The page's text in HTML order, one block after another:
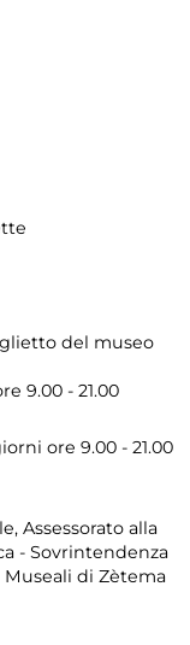
del museo
9.00 - 21.00
ore 9.00 - 21.00
Assessorato alla
- Sovrintendenza
di Zètema